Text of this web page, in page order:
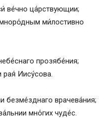
ве́чно ца́рствующии;
ми́лостивно
прозябе́ния;
рая́ Иису́сова.
безме́зднаго врачева́ния;
мно́гих чуде́с.